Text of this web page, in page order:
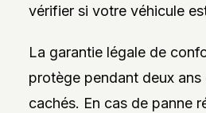
vérifier si votre véhicule
La garantie légale de
protège pendant deux
cachés. En cas de panne